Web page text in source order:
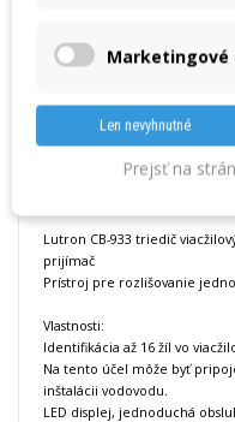
Nasledujúci produkt »
Lutron CB-933 triedič
prijímač
Prístroj pre rozlišovanie
Vlastnosti:
Identifikácia až 16 žíl vo
Na tento účel môže byť
inštalácii vodovodu
LED displej, jednoduchá
Marketingové
Len nevyhnutné
Prejsť na